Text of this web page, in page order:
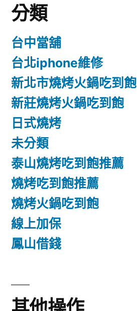
分類
台中當舖
台北iphone維修
新北市燒烤火鍋吃到飽
新莊燒烤火鍋吃到飽
日式燒烤
未分類
泰山燒烤吃到飽推薦
燒烤吃到飽推薦
燒烤火鍋吃到飽
線上加保
鳳山借錢